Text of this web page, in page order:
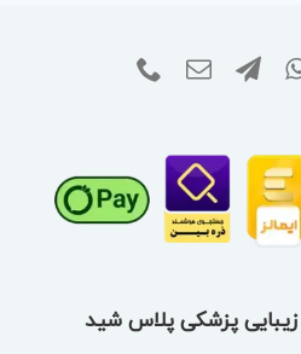
پزشکی پلاس شید